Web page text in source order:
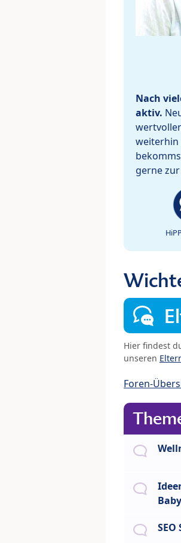
Nach
aktiv.
weiterhin
gerne zur
Hier findest
unseren
Foren-